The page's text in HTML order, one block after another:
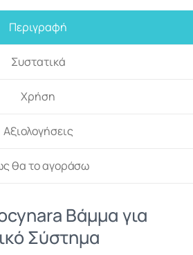
Περιγραφή
Συστατικά
Χρήση
Αξιολογήσεις
θα το αγοράσω
Βάμμα για
Σύστημα